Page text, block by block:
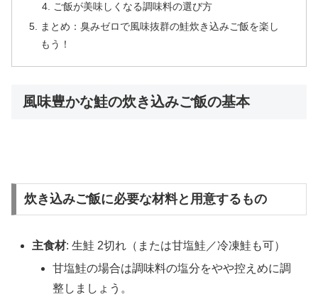
ご飯が美味しくなる調味料の選び方
まとめ：臭みゼロで風味抜群の鮭炊き込みご飯を楽し
もう！
風味豊かな鮭の炊き込みご飯の基本
炊き込みご飯に必要な材料と用意するもの
主食材: 生鮭 2切れ（または甘塩鮭／冷凍鮭も可）
甘塩鮭の場合は調味料の塩分をやや控えめに調
整しましょう。